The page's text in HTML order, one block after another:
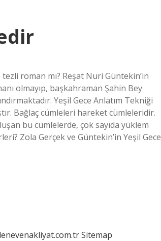
roman mı? Reşat Nuri Güntekin’in
olmayıp, başkahraman Şahin Bey
Yeşil Gece Anlatım Tekniği
Bağlaç cümleleri hareket cümleleridir.
bu cümlelerde, çok sayıda yüklem
Zola Gerçek ve Güntekin’in Yeşil Gece
Sitemap